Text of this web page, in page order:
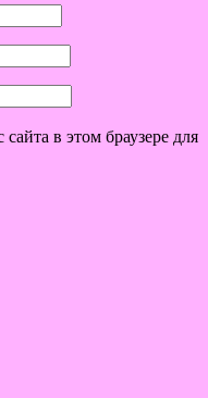
в этом браузере для